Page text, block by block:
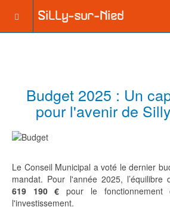
Budget 2025 : Un
pour l'avenir de
Le Conseil Municipal a voté le dernier
mandat. Pour l'année 2025, l’équilibre
619 190 € pour le fonctionnement
l'investissement.